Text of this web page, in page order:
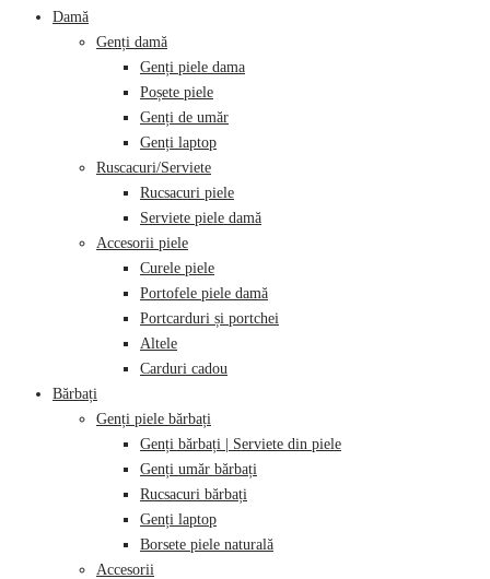
Damă
Genți damă
Genți piele dama
Poșete piele
Genți de umăr
Genți laptop
Ruscacuri/Serviete
Rucsacuri piele
Serviete piele damă
Accesorii piele
Curele piele
Portofele piele damă
Portcarduri și portchei
Altele
Carduri cadou
Bărbați
Genți piele bărbați
Genți bărbați | Serviete din piele
Genți umăr bărbați
Rucsacuri bărbați
Genți laptop
Borsete piele naturală
Accesorii